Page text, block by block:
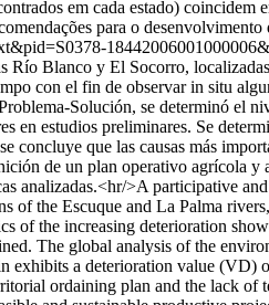
em cada estado)
para o
Blanco y El Socorro,
con el fin de observar in situ
Solución, se determinó el
en estudios preliminares. Se
concluye que las causas más
de un plan operativo agrícola
analizadas.<hr/>A participative
of the Escuque and La Palma
of the increasing deterioration
The global analysis of the
exhibits a deterioration value
ordaining plan and the lack